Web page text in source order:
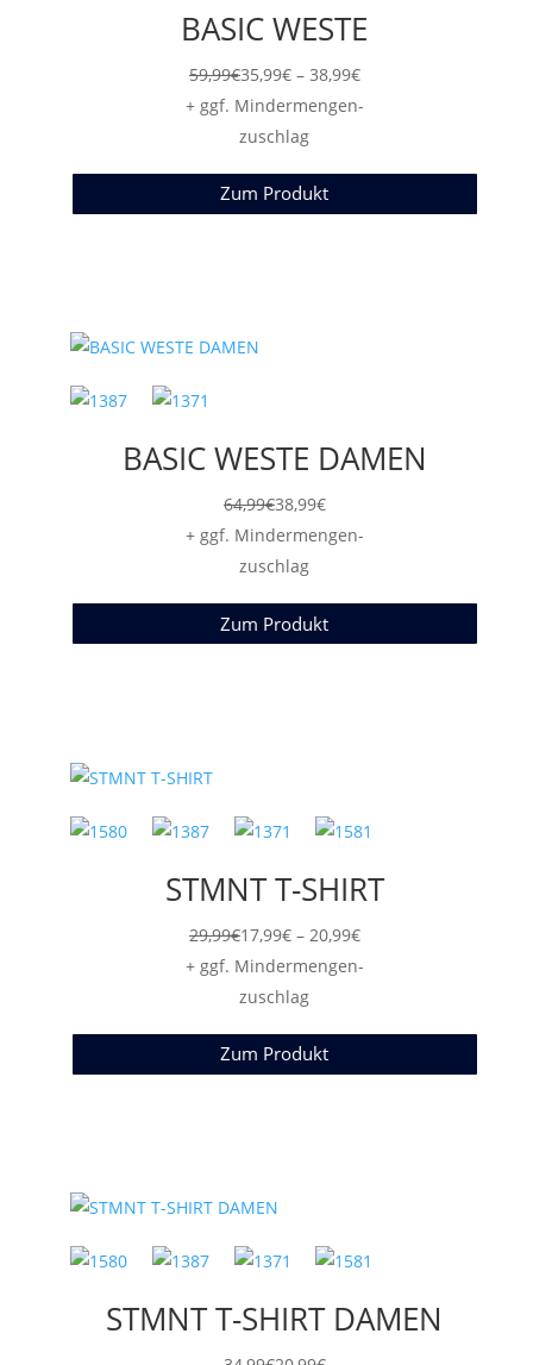
BASIC WESTE
59,99€35,99€ – 38,99€Preisspanne:
35,99€
+ ggf. Mindermengen-
zuschlag
Zum Produkt
BASIC WESTE DAMEN
64,99€38,99€
+ ggf. Mindermengen-
zuschlag
Zum Produkt
STMNT T-SHIRT
29,99€17,99€ – 20,99€Preisspanne:
17,99€
+ ggf. Mindermengen-
zuschlag
Zum Produkt
STMNT T-SHIRT DAMEN